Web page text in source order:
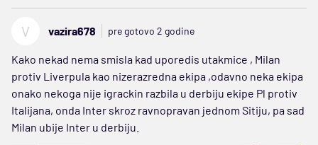
V vazira678 pre gotovo 2 godine
Kako nekad nema smisla kad uporedis utakmice , Milan
protiv Liverpula kao nizerazredna ekipa ,odavno neka ekipa
onako nekoga nije igrackin razbila u derbiju ekipe Pl protiv
Italijana, onda Inter skroz ravnopravan jednom Sitiju, pa sad
Milan ubije Inter u derbiju.